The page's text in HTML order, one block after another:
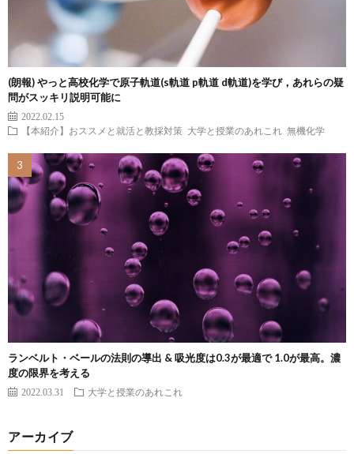
(朗報) やっと高校化学で原子軌道(s軌道 p軌道 d軌道)を学び，あれらの疑
問がスッキリ説明可能に
2022.02.15
【本紹介】おススメと就活と教採対策 大学と授業のあれこれ 無機化学
ランベルト・ベールの法則の導出 & 吸光度は0.3が最適で 1.0が最高。濃
度の限界を考える
2022.03.31 大学と授業のあれこれ
アーカイブ